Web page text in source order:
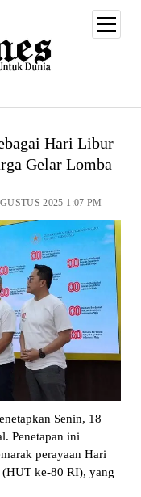
open
menu
Hari Libur
Gelar Lomba
2025 1:07 PM
Senin, 18
Penetapan ini
perayaan Hari
ke-80 RI), yang